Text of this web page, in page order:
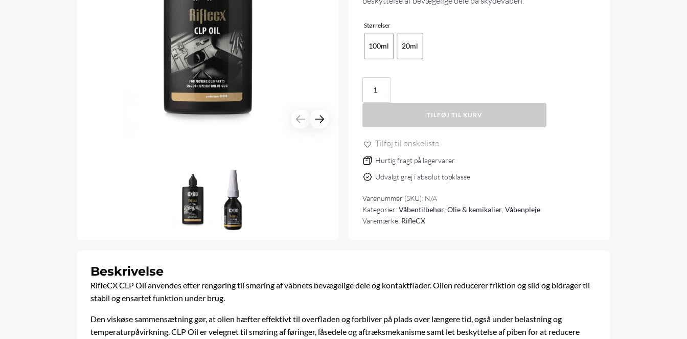
Størrelser
100ml 20ml
RifleCX
OIL
TILFØJ TIL KURV
Tilføj til ønskeliste
Hurtig fragt på lagervarer
Udvalgt grej i absolut topklasse
Varenummer (SKU): N/A
Kategorier:Våbentilbehør ,Olie & kemikalier ,Våbenpleje
Varemærke: RifleCX
Beskrivelse
RifleCX CLP Oil anvendes efter rengøring til smøring af våbnets bevægelige dele og kontaktflader. Olien reducerer friktion og slid og bidrager til
stabil og ensartet funktion under brug.
Den viskøse sammensætning gør, at olien hæfter effektivt til overfladen og forbliver på plads over længere tid, også under belastning og
temperaturpåvirkning. CLP Oil er velegnet til smøring af føringer, låsedele og aftræksmekanisme samt let beskyttelse af piben for at reducere